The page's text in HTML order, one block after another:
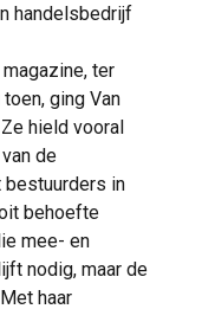
handelsbedrijf
ter
ging Van
hield vooral
de
bestuurders in
behoefte
mee- en
nodig, maar de
haar